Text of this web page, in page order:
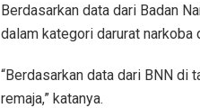
Berdasarkan data dari Badan
dalam kategori darurat narkoba
“Berdasarkan data dari BNN di
remaja,” katanya.